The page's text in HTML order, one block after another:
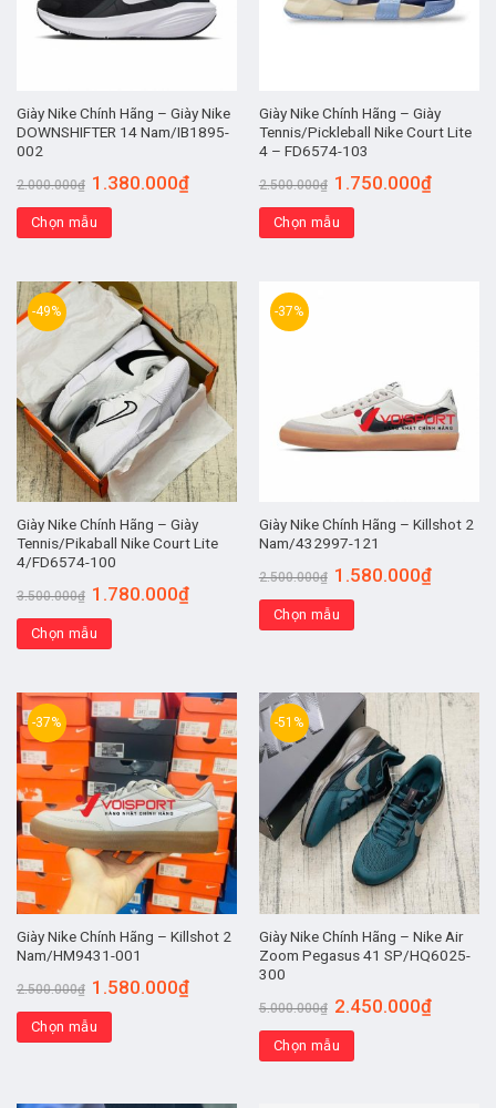
Giày Nike Chính Hãng – Giày Nike
DOWNSHIFTER 14 Nam/IB1895-
002
2.000.000₫ 1.380.000₫
Chọn mẫu
Giày Nike Chính Hãng – Giày
Tennis/Pickleball Nike Court Lite
4 – FD6574-103
2.500.000₫ 1.750.000₫
Chọn mẫu
-49%
Giày Nike Chính Hãng – Giày
Tennis/Pikaball Nike Court Lite
4/FD6574-100
3.500.000₫ 1.780.000₫
Chọn mẫu
-37%
Giày Nike Chính Hãng – Killshot 2
Nam/432997-121
2.500.000₫ 1.580.000₫
Chọn mẫu
-37%
Giày Nike Chính Hãng – Killshot 2
Nam/HM9431-001
2.500.000₫ 1.580.000₫
Chọn mẫu
-51%
Giày Nike Chính Hãng – Nike Air
Zoom Pegasus 41 SP/HQ6025-
300
5.000.000₫ 2.450.000₫
Chọn mẫu